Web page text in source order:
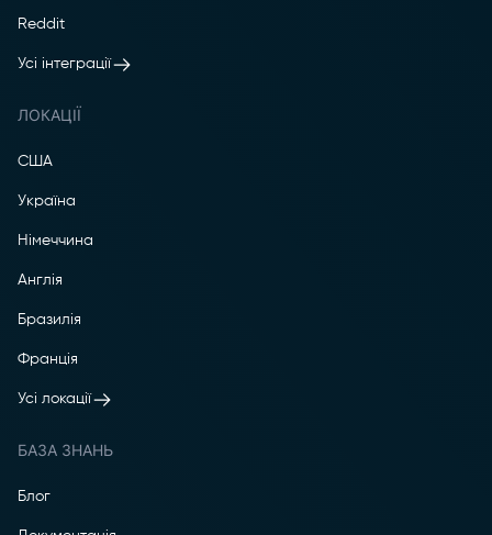
Reddit
Усі інтеграції
ЛОКАЦІЇ
США
Україна
Німеччина
Англія
Бразилія
Франція
Усі локації
БАЗА ЗНАНЬ
Блог